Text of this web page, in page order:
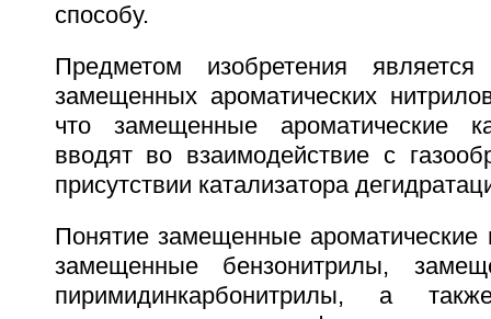
способу.
Предметом изобретения
замещенных ароматических
что замещенные ароматические
вводят во взаимодействие с
присутствии катализатора
Понятие замещенные ароматические
замещенные бензонитрилы,
пиримидинкарбонитрилы, а